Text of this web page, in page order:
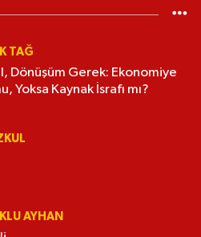
TAĞ
Dönüşüm Gerek: Ekonomiye
Yoksa Kaynak İsrafı mı?
AYHAN